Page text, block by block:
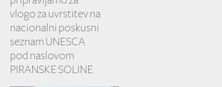
vlogo za uvrstitev na
nacionalni poskusni
seznam UNESCA
pod naslovom
PIRANSKE SOLINE.